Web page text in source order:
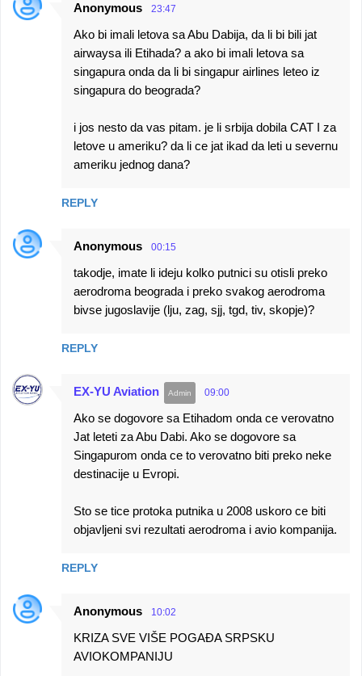
C
Anonymous 23:47
Ako bi imali letova sa Abu Dabija, da li bi bili jat
airwaysa ili Etihada? a ako bi imali letova sa
singapura onda da li bi singapur airlines leteo iz
singapura do beograda?
i jos nesto da vas pitam. je li srbija dobila CAT I za
letove u ameriku? da li ce jat ikad da leti u severnu
ameriku jednog dana?
REPLY
Anonymous 00:15
takodje, imate li ideju kolko putnici su otisli preko
aerodroma beograda i preko svakog aerodroma
bivse jugoslavije (lju, zag, sjj, tgd, tiv, skopje)?
REPLY
EX-YU Aviation 09:00
Ako se dogovore sa Etihadom onda ce verovatno
Jat leteti za Abu Dabi. Ako se dogovore sa
Singapurom onda ce to verovatno biti preko neke
destinacije u Evropi.
Sto se tice protoka putnika u 2008 uskoro ce biti
objavljeni svi rezultati aerodroma i avio kompanija.
REPLY
Anonymous 10:02
KRIZA SVE VIŠE POGAĐA SRPSKU
AVIOKOMPANIJU